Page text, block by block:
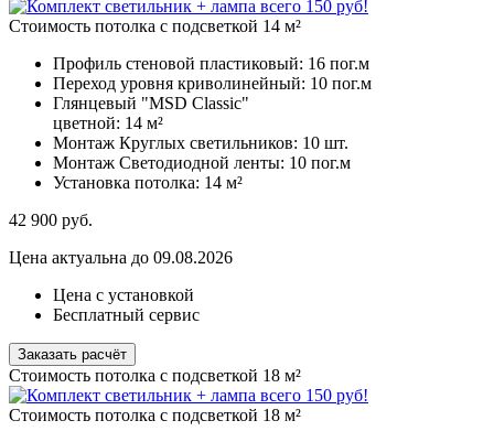
Стоимость потолка с подсветкой 14 м²
Профиль стеновой пластиковый: 16 пог.м
Переход уровня криволинейный: 10 пог.м
Глянцевый "MSD Classic"
цветной: 14 м²
Монтаж Круглых светильников: 10 шт.
Монтаж Светодиодной ленты: 10 пог.м
Установка потолка: 14 м²
42 900 руб.
Цена актуальна до 09.08.2026
Цена с установкой
Бесплатный сервис
Заказать расчёт
Стоимость потолка с подсветкой 18 м²
Стоимость потолка с подсветкой 18 м²